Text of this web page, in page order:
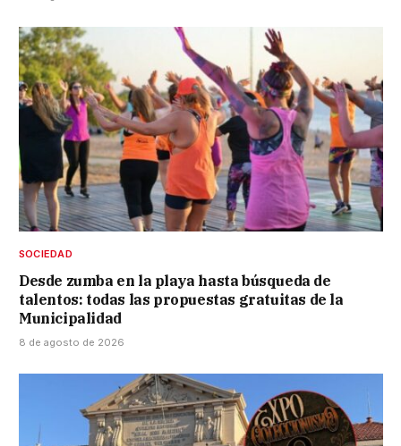
SOCIEDAD
Desde zumba en la playa hasta búsqueda de
talentos: todas las propuestas gratuitas de la
Municipalidad
8 de agosto de 2026